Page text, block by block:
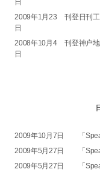
日
2009年1月23
日
刊登日刊
2008年10月4
日
刊登神户
2009年10月7日
「
2009年5月27日
「
2009年5月27日
「